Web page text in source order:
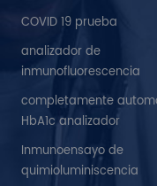
COVID 19 prueba
analizador de
inmunofluorescencia
completamente
HbA1c analizador
Inmunoensayo de
quimioluminiscencia